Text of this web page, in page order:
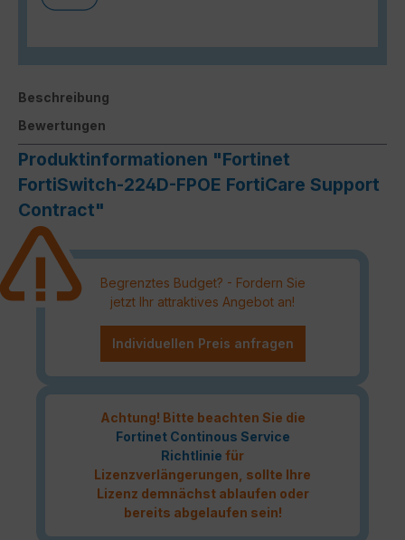
Beschreibung
Bewertungen
Produktinformationen "Fortinet
FortiSwitch-224D-FPOE FortiCare Support
Contract"
Begrenztes Budget? - Fordern Sie
jetzt Ihr attraktives Angebot an!
Individuellen Preis anfragen
Achtung! Bitte beachten Sie die
Fortinet Continous Service
Richtlinie für
Lizenzverlängerungen, sollte Ihre
Lizenz demnächst ablaufen oder
bereits abgelaufen sein!